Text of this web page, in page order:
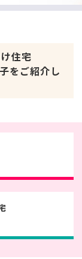
住宅
をご紹介し